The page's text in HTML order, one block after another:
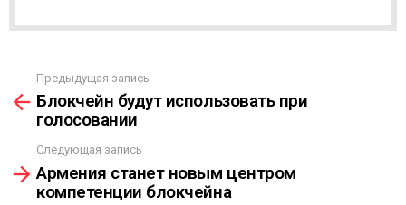
А
С
Ы
Л
К
А
м
е
Предыдущая запись
Блокчейн будут использовать при
голосовании
Следующая запись
Армения станет новым центром
компетенции блокчейна